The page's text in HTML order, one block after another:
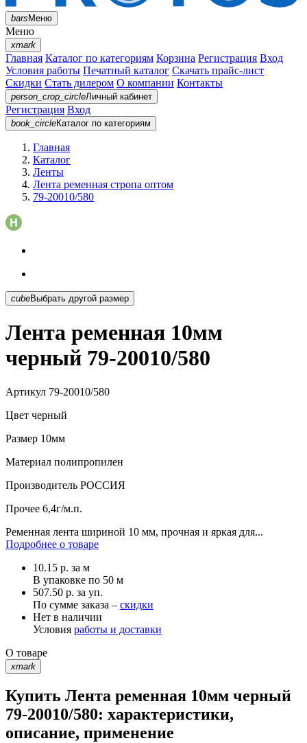
barsМеню
Меню
xmark
Главная Каталог по категориям Корзина Регистрация Вход
Условия работы Печатный каталог Скачать прайс-лист
Скидки Стать дилером О компании Контакты
person_crop_circleЛичный кабинет
Регистрация Вход
book_circleКаталог по категориям
Главная
Каталог
Ленты
Лента ременная стропа оптом
79-20010/580
cubeВыбрать другой размер
Лента ременная 10мм
черный 79-20010/580
Артикул 79-20010/580
Цвет черный
Размер 10мм
Материал полипропилен
Производитель РОССИЯ
Прочее 6,4г/м.п.
Ременная лента шириной 10 мм, прочная и яркая для...
Подробнее о товаре
10.15 р. за м
В упаковке по 50 м
507.50 р. за уп.
По сумме заказа – скидки
Нет в наличии
Условия работы и доставки
О товаре
xmark
Купить Лента ременная 10мм черный
79-20010/580: характеристики,
описание, применение